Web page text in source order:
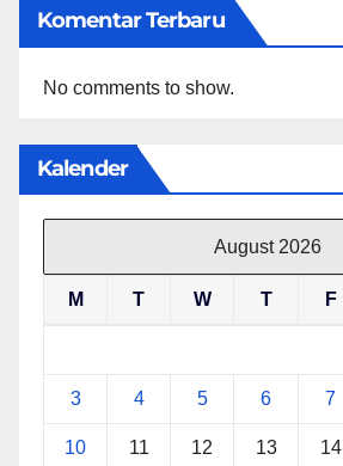
Komentar Terbaru
No comments to show.
Kalender
August 2026
M T W T F
3 4 5 6 7
10 11 12 13 14